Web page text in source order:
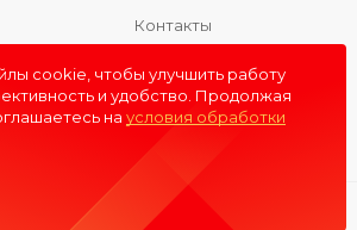
Контакты
- первая пищевая онлайн-выставка
cookie, чтобы улучшить работу
и удобство. Продолжая
на условия обработки